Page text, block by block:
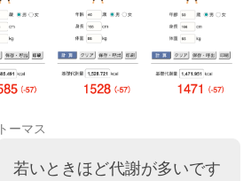
トーマス
若いときほど代謝が多いです